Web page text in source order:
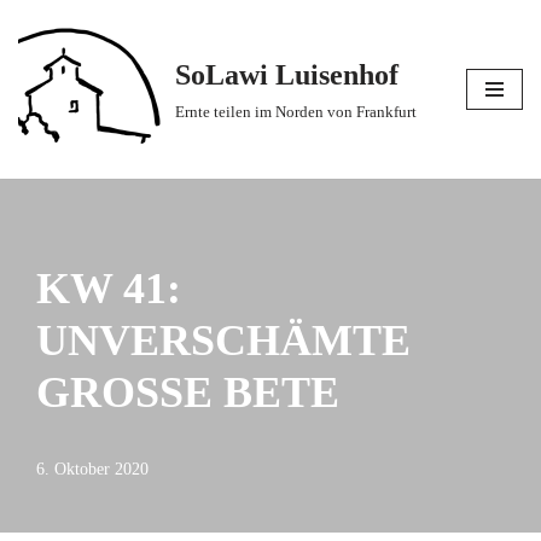
Zum
Inhalt
springen
SoLawi Luisenhof
Ernte teilen im Norden von Frankfurt
KW 41:
UNVERSCHÄMTE
GROSSE BETE
6. Oktober 2020